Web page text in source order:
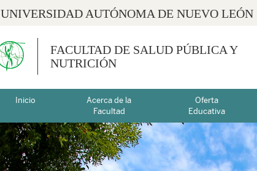
UNIVERSIDAD AUTÓNOMA DE NUEVO LEÓN
FACULTAD DE SALUD PÚBLICA Y
NUTRICIÓN
Inicio
Acerca de la
Facultad
Oferta
Educativa